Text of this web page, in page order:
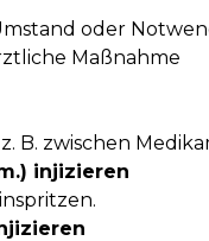
oder
Maßnahme
B. zwischen
injizieren